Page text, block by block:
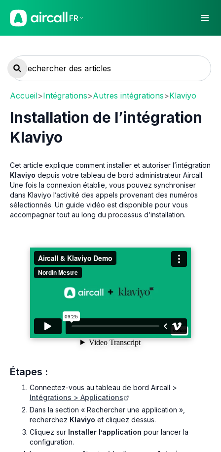
FR
Accueil>Intégrations>Autres intégrations>Klaviyo
Installation de l’intégration
Klaviyo
Cet article explique comment installer et autoriser l’intégration
Klaviyo depuis votre tableau de bord administrateur Aircall.
Une fois la connexion établie, vous pouvez synchroniser
dans Klaviyo l’activité des appels provenant des numéros
sélectionnés. Un guide vidéo est disponible pour vous
accompagner tout au long du processus d’installation.
Étapes :
Connectez-vous au tableau de bord Aircall >
Intégrations > Applications
Dans la section « Rechercher une application »,
recherchez Klaviyo et cliquez dessus.
Cliquez sur Installer l’application pour lancer la
configuration.